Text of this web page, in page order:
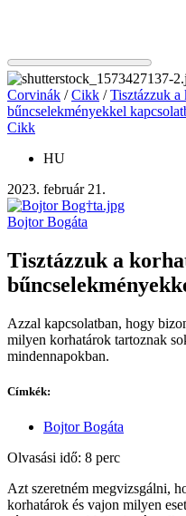
Corvinák /Cikk /Tisztázzuk a
bűncselekményekkel
Cikk
HU
2023. február 21.
Bojtor Bogáta
Tisztázzuk a
Azzal kapcsolatban, hogy
milyen korhatárok tartoznak
mindennapokban.
Címkék:
Bojtor Bogáta
Olvasási idő: 8 perc
Azt szeretném megvizsgálni,
korhatárok és vajon milyen